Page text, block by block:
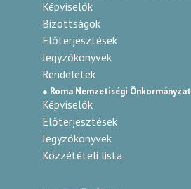
Képviselők
Bizottságok
Előterjesztések
Jegyzőkönyvek
Rendeletek
● Roma Nemzetiségi Önkormányzat
Képviselők
Előterjesztések
Jegyzőkönyvek
Közzétételi lista